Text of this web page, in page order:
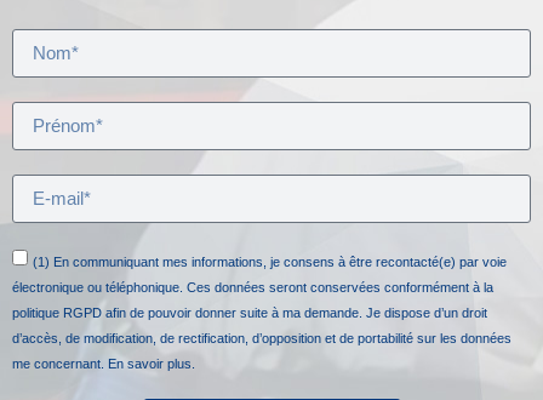
(1) En communiquant mes informations, je consens à être recontacté(e) par voie
électronique ou téléphonique. Ces données seront conservées conformément à la
politique RGPD afin de pouvoir donner suite à ma demande. Je dispose d’un droit
d’accès, de modification, de rectification, d’opposition et de portabilité sur les données
me concernant. En savoir plus.